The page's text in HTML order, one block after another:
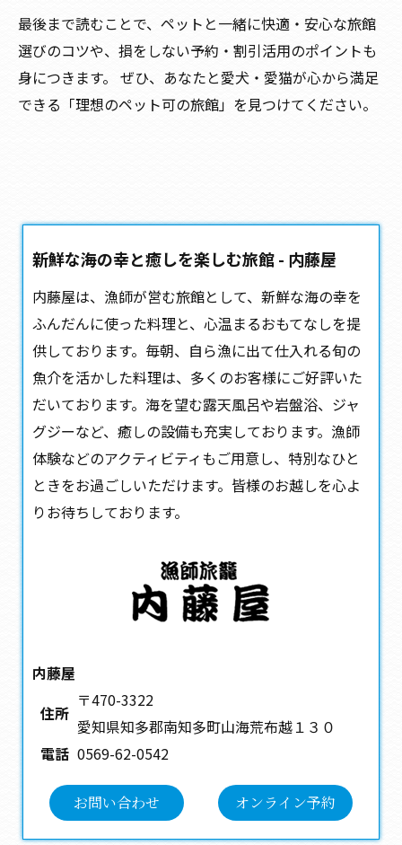
最後まで読むことで、ペットと一緒に快適・安心な旅館
選びのコツや、損をしない予約・割引活用のポイントも
身につきます。 ぜひ、あなたと愛犬・愛猫が心から満足
できる「理想のペット可の旅館」を見つけてください。
新鮮な海の幸と癒しを楽しむ旅館 - 内藤屋
内藤屋は、漁師が営む旅館として、新鮮な海の幸を
ふんだんに使った料理と、心温まるおもてなしを提
供しております。毎朝、自ら漁に出て仕入れる旬の
魚介を活かした料理は、多くのお客様にご好評いた
だいております。海を望む露天風呂や岩盤浴、ジャ
グジーなど、癒しの設備も充実しております。漁師
体験などのアクティビティもご用意し、特別なひと
ときをお過ごしいただけます。皆様のお越しを心よ
りお待ちしております。
内藤屋
住所
〒470-3322
愛知県知多郡南知多町山海荒布越１３０
電話 0569-62-0542
お問い合わせ オンライン予約